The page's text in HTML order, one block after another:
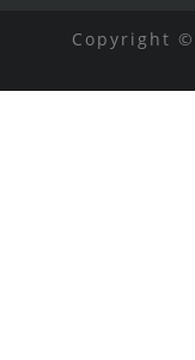
Copyright ©